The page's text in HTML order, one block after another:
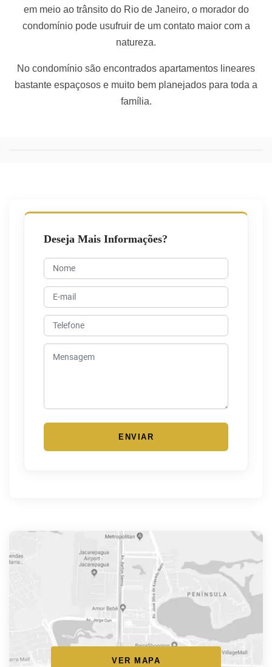
em meio ao trânsito do Rio de Janeiro, o morador do
condomínio pode usufruir de um contato maior com a
natureza.
No condomínio são encontrados apartamentos lineares
bastante espaçosos e muito bem planejados para toda a
família.
VER MAPA
Deseja Mais Informações?
ENVIAR